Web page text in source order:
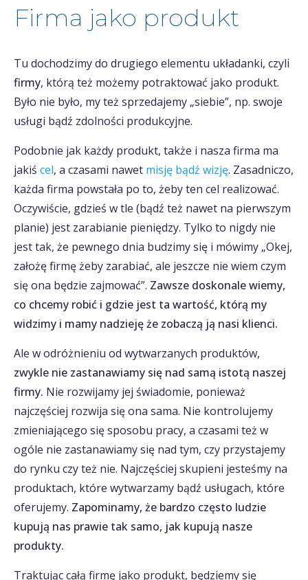
Firma jako produkt
Tu dochodzimy do drugiego elementu układanki, czyli
firmy, którą też możemy potraktować jako produkt.
Było nie było, my też sprzedajemy „siebie”, np. swoje
usługi bądź zdolności produkcyjne.
Podobnie jak każdy produkt, także i nasza firma ma
jakiś cel, a czasami nawet misję bądź wizję. Zasadniczo,
każda firma powstała po to, żeby ten cel realizować.
Oczywiście, gdzieś w tle (bądź też nawet na pierwszym
planie) jest zarabianie pieniędzy. Tylko to nigdy nie
jest tak, że pewnego dnia budzimy się i mówimy „Okej,
założę firmę żeby zarabiać, ale jeszcze nie wiem czym
się ona będzie zajmować”. Zawsze doskonale wiemy,
co chcemy robić i gdzie jest ta wartość, którą my
widzimy i mamy nadzieję że zobaczą ją nasi klienci.
Ale w odróżnieniu od wytwarzanych produktów,
zwykle nie zastanawiamy się nad samą istotą naszej
firmy. Nie rozwijamy jej świadomie, ponieważ
najczęściej rozwija się ona sama. Nie kontrolujemy
zmieniającego się sposobu pracy, a czasami też w
ogóle nie zastanawiamy się nad tym, czy przystajemy
do rynku czy też nie. Najczęściej skupieni jesteśmy na
produktach, które wytwarzamy bądź usługach, które
oferujemy. Zapominamy, że bardzo często ludzie
kupują nas prawie tak samo, jak kupują nasze
produkty.
Traktując całą firmę jako produkt, będziemy się